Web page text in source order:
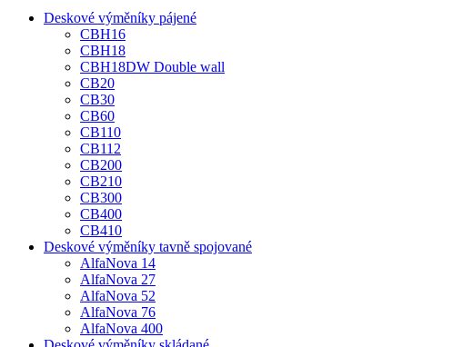
Deskové výměníky pájené
CBH16
CBH18
CBH18DW Double wall
CB20
CB30
CB60
CB110
CB112
CB200
CB210
CB300
CB400
CB410
Deskové výměníky tavně spojované
AlfaNova 14
AlfaNova 27
AlfaNova 52
AlfaNova 76
AlfaNova 400